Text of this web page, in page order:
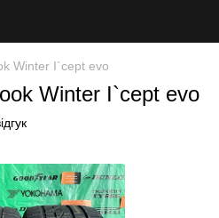
Winter I`cept evo
Winter I`cept evo